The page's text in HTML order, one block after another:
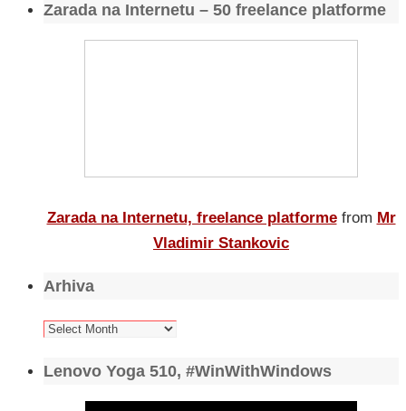
Zarada na Internetu – 50 freelance platforme
Zarada na Internetu, freelance platforme from Mr
Vladimir Stankovic
Arhiva
Arhiva
Lenovo Yoga 510, #WinWithWindows